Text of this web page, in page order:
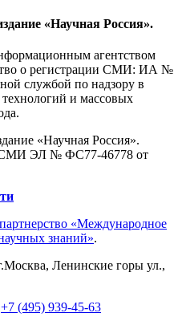
«Научная Россия».
агентством
о регистрации СМИ: ИА №
службой по надзору в
и массовых
«Научная Россия».
СМИ ЭЛ № ФС77-46778 от
«Международное
знаний».
Москва, Ленинские горы ул.,
+7 (495) 939-45-63